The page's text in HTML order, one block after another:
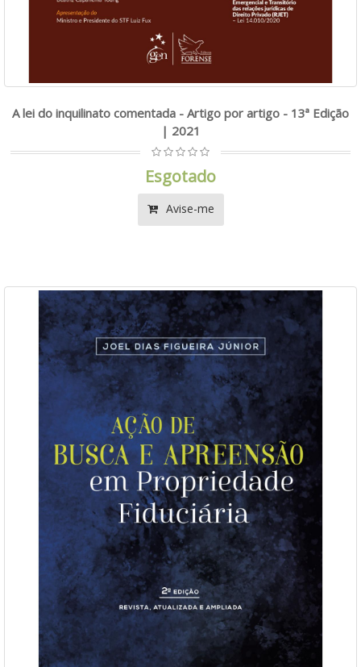
A lei do inquilinato comentada - Artigo por artigo - 13ª Edição
| 2021
Esgotado
Avise-me